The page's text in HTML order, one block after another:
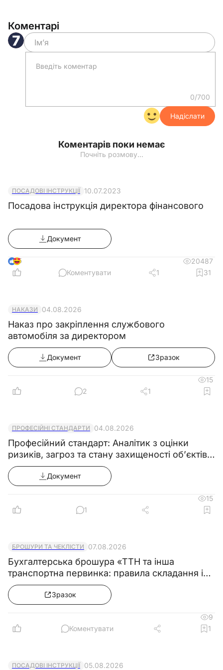
куріння за текстом такого змісту:
«Куріння заборонено!».
3. ______________ ________________
забезпечити ознайомлення працівників із цим
наказом під особистий підпис.
______________
Відмітки про ознайомлення з наказом
Коментарі
0/700
Надіслати
Коментарів поки немає
Почніть розмову…
ПОСАДОВІ ІНСТРУКЦІЇ 10.07.2023
Посадова інструкція директора фінансового
Документ
5
20487
Коментувати
1 31
НАКАЗИ 04.08.2026
Наказ про закріплення службового
автомобіля за директором
Документ Зразок
15
2
1
ПРОФЕСІЙНІ СТАНДАРТИ 04.08.2026
Професійний стандарт: Аналітик з оцінки
ризиків, загроз та стану захищеності об’єктів
критичної інфраструктури
Документ
15
1
БРОШУРИ ТА ЧЕКЛІСТИ 07.08.2026
Бухгалтерська брошура «ТТН та інша
транспортна первинка: правила складання і
зразки»
Зразок
9
Коментувати
1
ПОСАДОВІ ІНСТРУКЦІЇ 05.08.2026